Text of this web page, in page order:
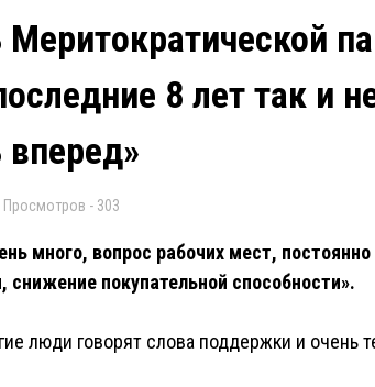
8 лет так и
вперед»
- 303
много, вопрос рабочих мест,
покупательной способности».
люди говорят слова поддержки и очень